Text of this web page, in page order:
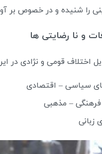
را شنیده و در خصوص بر
و نا رضایتی ها
اختلاف قومی و نژادی در
های سیاسی – اقتصادی
فرهنگی – مذهبی
زبانی